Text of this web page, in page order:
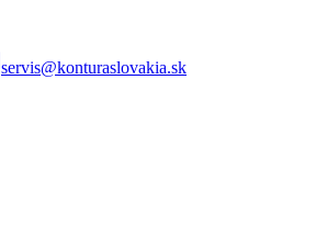
servis@konturaslovakia.sk